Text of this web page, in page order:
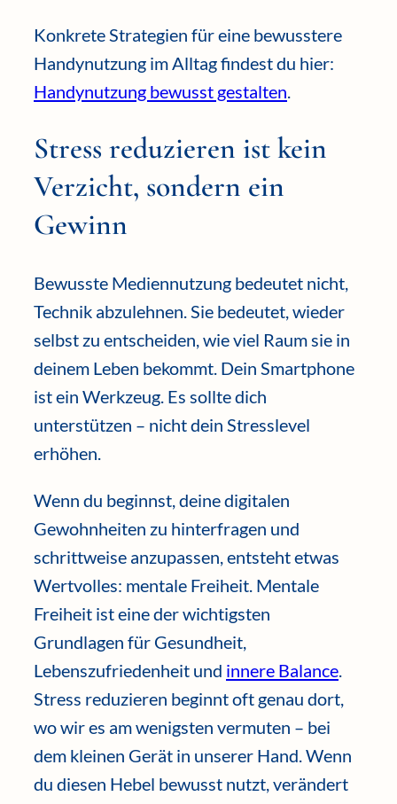
Konkrete Strategien für eine bewusstere
Handynutzung im Alltag findest du hier:
Handynutzung bewusst gestalten
Stress reduzieren ist kein
Verzicht, sondern ein
Gewinn
Bewusste Mediennutzung bedeutet nicht,
Technik abzulehnen. Sie bedeutet, wieder
selbst zu entscheiden, wie viel Raum sie in
deinem Leben bekommt. Dein Smartphone
ist ein Werkzeug. Es sollte dich
unterstützen – nicht dein Stresslevel
erhöhen.
Wenn du beginnst, deine digitalen
Gewohnheiten zu hinterfragen und
schrittweise anzupassen, entsteht etwas
Wertvolles: mentale Freiheit. Mentale
Freiheit ist eine der wichtigsten
Grundlagen für Gesundheit,
Lebenszufriedenheit und innere Balance
Stress reduzieren beginnt oft genau dort,
wo wir es am wenigsten vermuten – bei
dem kleinen Gerät in unserer Hand. Wenn
du diesen Hebel bewusst nutzt, verändert